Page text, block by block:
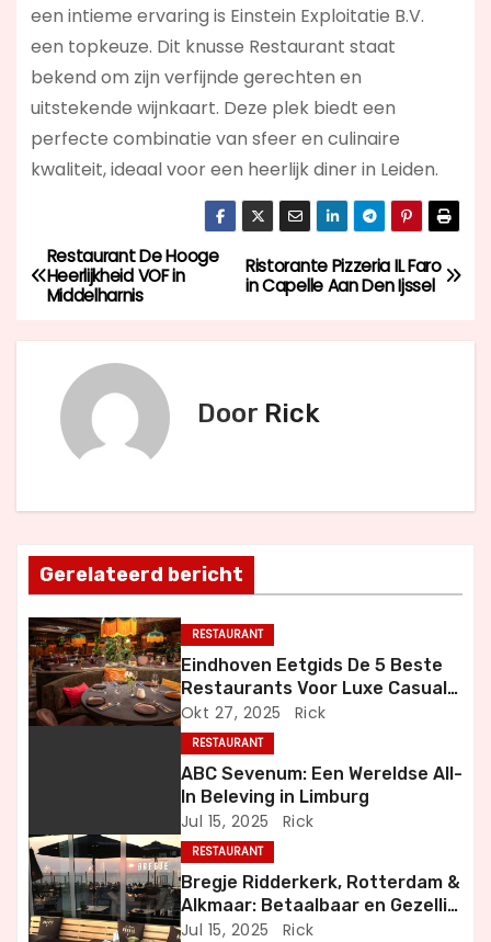
een intieme ervaring is Einstein Exploitatie B.V.
een topkeuze. Dit knusse Restaurant staat
bekend om zijn verfijnde gerechten en
uitstekende wijnkaart. Deze plek biedt een
perfecte combinatie van sfeer en culinaire
kwaliteit, ideaal voor een heerlijk diner in Leiden.
B
e
t
n
a
v
i
t
i
Ristorante Pizzeria IL Faro
in Capelle Aan Den Ijssel
Restaurant De Hooge
Heerlijkheid VOF in
Middelharnis
Door Rick
Gerelateerd bericht
RESTAURANT
Eindhoven Eetgids De 5 Beste
Restaurants Voor Luxe Casual
en Bijzondere Momenten
Okt 27, 2025 Rick
RESTAURANT
ABC Sevenum: Een Wereldse All-
In Beleving in Limburg
Jul 15, 2025 Rick
RESTAURANT
Bregje Ridderkerk, Rotterdam &
Alkmaar: Betaalbaar en Gezellig
Uit Eten
Jul 15, 2025 Rick